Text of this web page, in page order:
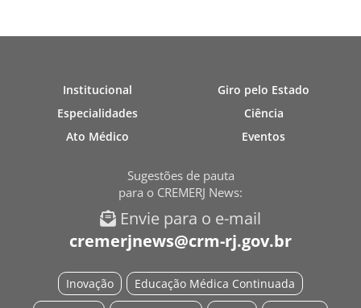
Institucional
Especialidades
Ato Médico
Giro pelo Estado
Ciência
Eventos
Sugestões de pauta
para o CREMERJ News:
Envie para o e-mail
cremerjnews@crm-rj.gov.br
Educação Médica Continuada
Inovação